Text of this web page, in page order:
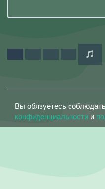
Вы обязуетесь соблюдать
конфиденциальности и